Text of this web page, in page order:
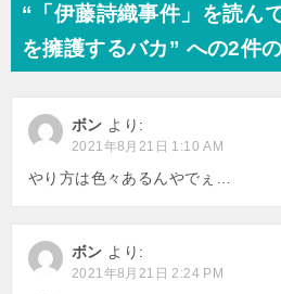
ゲ
シ
ョ
“「伊藤詩織事件」を読ん
を擁護するバカ” への2件
ボン より:
2021年8月21日 1:10 AM
やり方は色々あるんやでぇ…
ボン より:
2021年8月21日 2:24 PM